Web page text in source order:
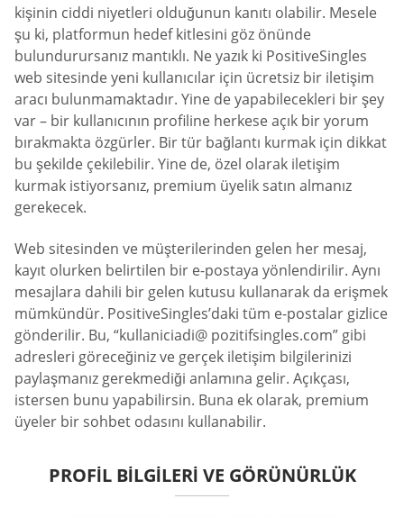
kişinin ciddi niyetleri olduğunun kanıtı olabilir. Mesele
şu ki, platformun hedef kitlesini göz önünde
bulundurursanız mantıklı. Ne yazık ki PositiveSingles
web sitesinde yeni kullanıcılar için ücretsiz bir iletişim
aracı bulunmamaktadır. Yine de yapabilecekleri bir şey
var – bir kullanıcının profiline herkese açık bir yorum
bırakmakta özgürler. Bir tür bağlantı kurmak için dikkat
bu şekilde çekilebilir. Yine de, özel olarak iletişim
kurmak istiyorsanız, premium üyelik satın almanız
gerekecek.
Web sitesinden ve müşterilerinden gelen her mesaj,
kayıt olurken belirtilen bir e-postaya yönlendirilir. Aynı
mesajlara dahili bir gelen kutusu kullanarak da erişmek
mümkündür. PositiveSingles’daki tüm e-postalar gizlice
gönderilir. Bu, “kullaniciadi@ pozitifsingles.com” gibi
adresleri göreceğiniz ve gerçek iletişim bilgilerinizi
paylaşmanız gerekmediği anlamına gelir. Açıkçası,
istersen bunu yapabilirsin. Buna ek olarak, premium
üyeler bir sohbet odasını kullanabilir.
PROFIL BILGILERI VE GÖRÜNÜRLÜK